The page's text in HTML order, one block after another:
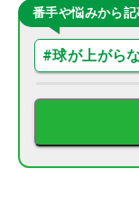
番手や悩みから記
#球が上がら